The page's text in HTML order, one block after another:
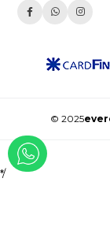
© 2025
*/